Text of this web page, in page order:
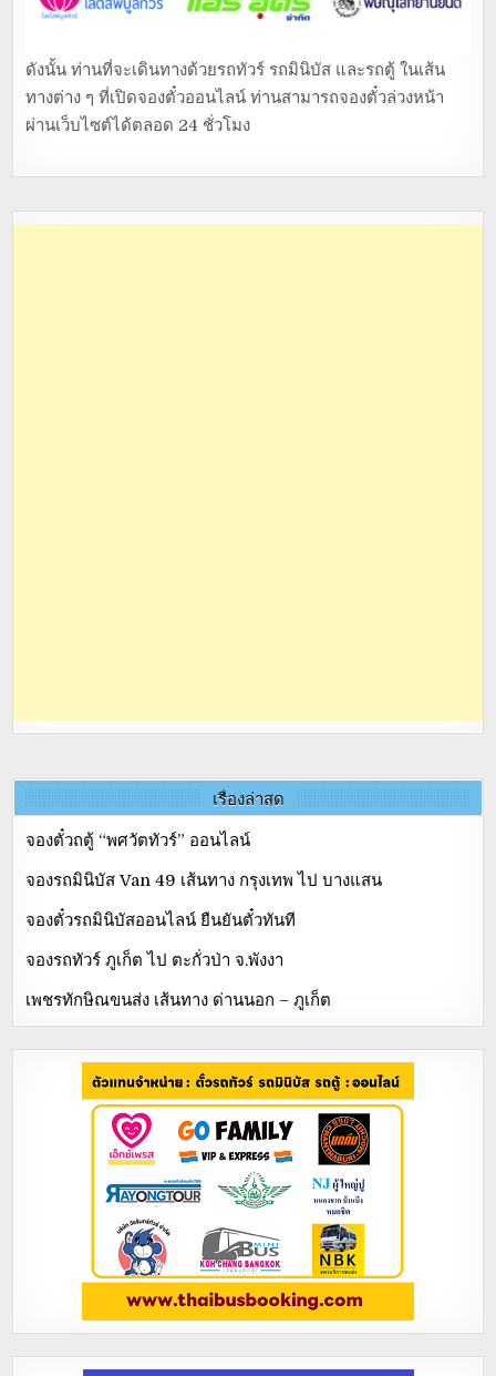
ดังนั้น ท่านที่จะเดินทางด้วยรถทัวร์ รถมินิบัส และรถตู้ ในเส้น
ทางต่าง ๆ ที่เปิดจองตั๋วออนไลน์ ท่านสามารถจองตั๋วล่วงหน้า
ผ่านเว็บไซต์ได้ตลอด 24 ชั่วโมง
เรื่องล่าสุด
จองตั๋วถตู้ “พศวัตทัวร์” ออนไลน์
จองรถมินิบัส Van 49 เส้นทาง กรุงเทพ ไป บางแสน
จองตั๋วรถมินิบัสออนไลน์ ยืนยันตั๋วทันที
จองรถทัวร์ ภูเก็ต ไป ตะกั่วป่า จ.พังงา
เพชรทักษิณขนส่ง เส้นทาง ด่านนอก – ภูเก็ต